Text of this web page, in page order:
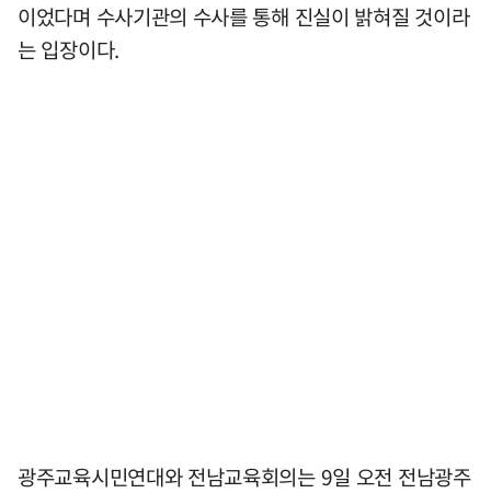
이었다며 수사기관의 수사를 통해 진실이 밝혀질 것이라
는 입장이다.
광주교육시민연대와 전남교육회의는 9일 오전 전남광주